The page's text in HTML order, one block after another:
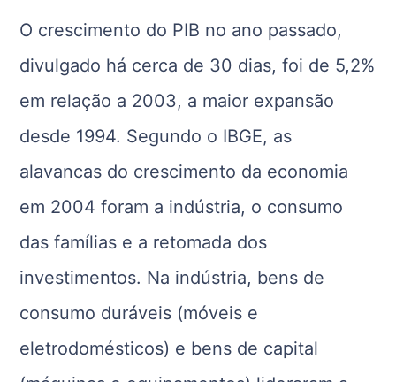
O crescimento do PIB no ano passado,
divulgado há cerca de 30 dias, foi de 5,2%
em relação a 2003, a maior expansão
desde 1994. Segundo o IBGE, as
alavancas do crescimento da economia
em 2004 foram a indústria, o consumo
das famílias e a retomada dos
investimentos. Na indústria, bens de
consumo duráveis (móveis e
eletrodomésticos) e bens de capital